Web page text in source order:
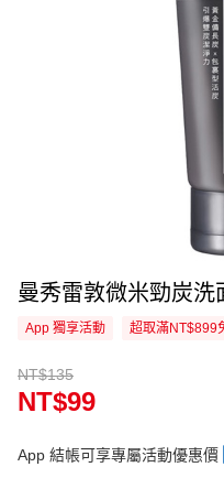
曼秀雷敦微米勁炭洗
App 獨享活動 超取滿NT$899
NT$135
NT$99
App 結帳可享專屬活動優惠價